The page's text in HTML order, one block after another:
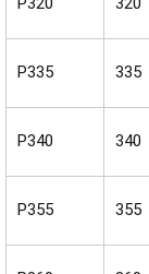
P335 335
P340 340
P355 355